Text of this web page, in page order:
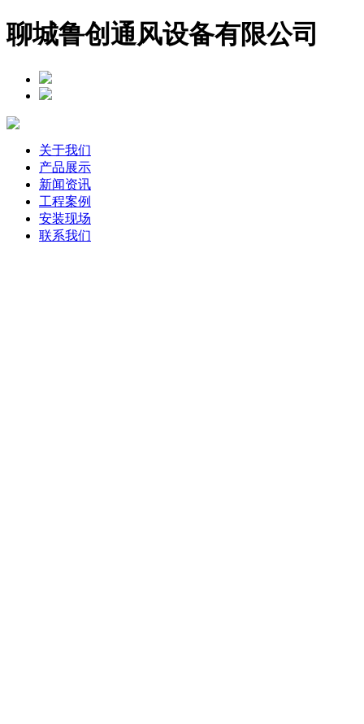
聊城鲁创通风设备有限公司
关于我们
产品展示
新闻资讯
工程案例
安装现场
联系我们